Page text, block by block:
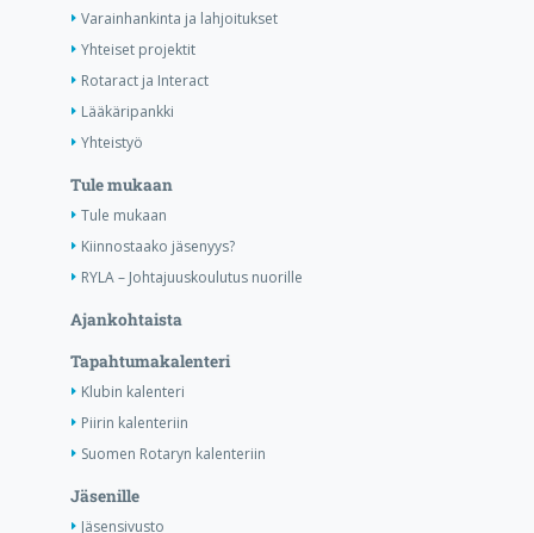
Varainhankinta ja lahjoitukset
Yhteiset projektit
Rotaract ja Interact
Lääkäripankki
Yhteistyö
Tule mukaan
Tule mukaan
Kiinnostaako jäsenyys?
RYLA – Johtajuuskoulutus nuorille
Ajankohtaista
Tapahtumakalenteri
Klubin kalenteri
Piirin kalenteriin
Suomen Rotaryn kalenteriin
Jäsenille
Jäsensivusto